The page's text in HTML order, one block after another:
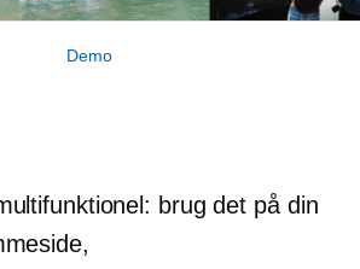
Demo
brug det på din